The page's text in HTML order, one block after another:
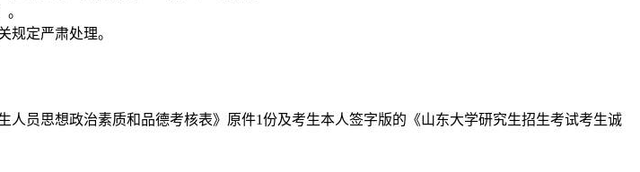
规定严肃处理。
人员思想政治素质和品德考核表》原件1份及考生本人签字版的《山东大学研究生招生考试考生诚